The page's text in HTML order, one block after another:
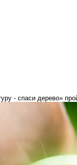
- спаси дерево»